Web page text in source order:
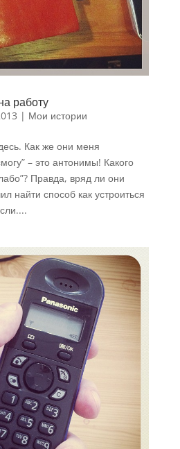
работу
| Мои истории
Как же они меня
– это антонимы! Какого
Правда, вряд ли они
найти способ как устроиться